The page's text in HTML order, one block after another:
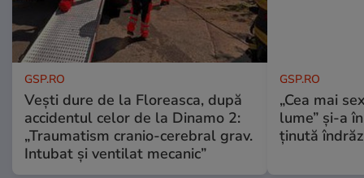
GSP.RO
Vești dure de la Floreasca, după
accidentul celor de la Dinamo 2:
„Traumatism cranio-cerebral grav.
Intubat și ventilat mecanic”
GSP.RO
„Cea mai
lume” și-a
ținută